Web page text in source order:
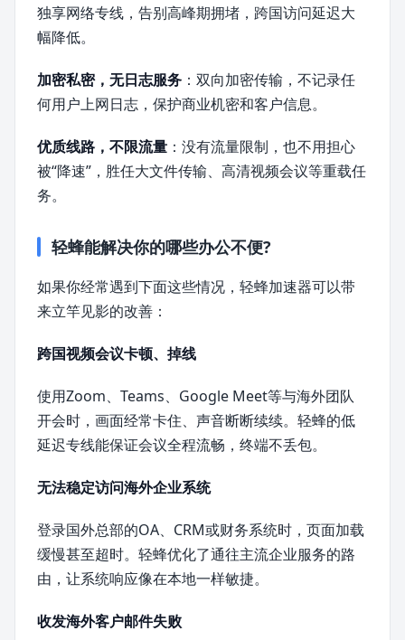
独享网络专线，告别高峰期拥堵，跨国访问延迟大
幅降低。
加密私密，无日志服务 ：双向加密传输，不记录任
何用户上网日志，保护商业机密和客户信息。
优质线路，不限流量 ：没有流量限制，也不用担心
被“降速”，胜任大文件传输、高清视频会议等重载任
务。
轻蜂能解决你的哪些办公不便?
如果你经常遇到下面这些情况，轻蜂加速器可以带
来立竿见影的改善：
跨国视频会议卡顿、掉线
使用Zoom、Teams、Google Meet等与海外团队
开会时，画面经常卡住、声音断断续续。轻蜂的低
延迟专线能保证会议全程流畅，终端不丢包。
无法稳定访问海外企业系统
登录国外总部的OA、CRM或财务系统时，页面加载
缓慢甚至超时。轻蜂优化了通往主流企业服务的路
由，让系统响应像在本地一样敏捷。
收发海外客户邮件失败